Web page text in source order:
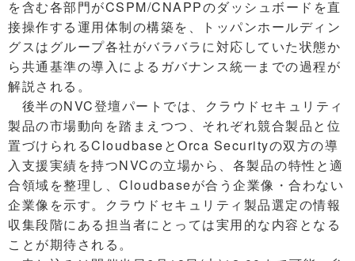
を含む各部門がCSPM/CNAPPのダッシュボードを直
接操作する運用体制の構築を、トッパンホールディン
グスはグループ各社がバラバラに対応していた状態か
ら共通基準の導入によるガバナンス統一までの過程が
解説される。
後半のNVC登壇パートでは、クラウドセキュリティ
製品の市場動向を踏まえつつ、それぞれ競合製品と位
置づけられるCloudbaseとOrca Securityの双方の導
入支援実績を持つNVCの立場から、各製品の特性と適
合領域を整理し、Cloudbaseが合う企業像・合わない
企業像を示す。クラウドセキュリティ製品選定の情報
収集段階にある担当者にとっては実用的な内容となる
ことが期待される。